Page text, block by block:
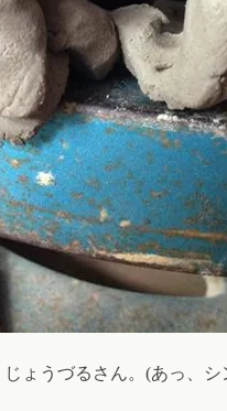
ょうづるさん。(あっ、